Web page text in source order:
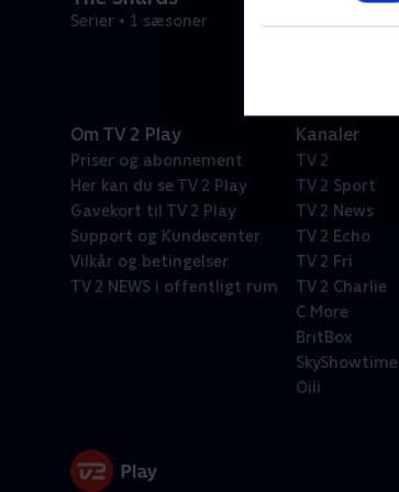
Serier • 1 sæsoner
Om TV 2 Play
Priser og abonnement
Her kan du se TV 2 Play
Gavekort til TV 2 Play
Support og Kundecenter
Vilkår og betingelser
TV 2 NEWS i offentligt rum
Kanaler
TV 2
TV 2 Sport
TV 2 News
TV 2 Echo
TV 2 Fri
TV 2 Charlie
C More
BritBox
SkyShowtime
Oiii